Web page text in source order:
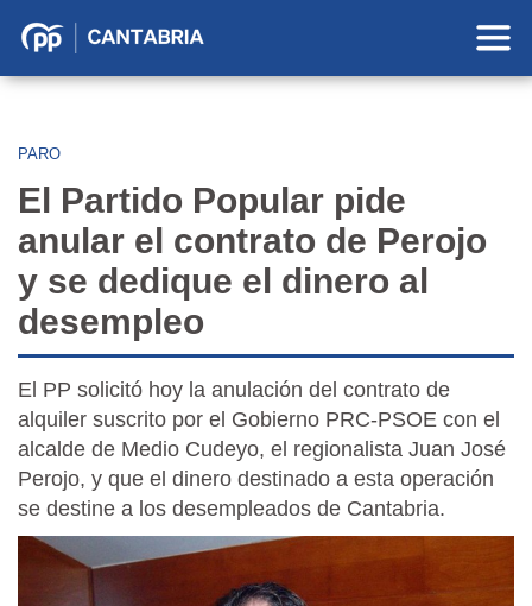
Partido
Cantabria
PARO
El Partido Popular pide
anular el contrato de Perojo
y se dedique el dinero al
desempleo
El PP solicitó hoy la anulación del contrato de
alquiler suscrito por el Gobierno PRC-PSOE con el
alcalde de Medio Cudeyo, el regionalista Juan José
Perojo, y que el dinero destinado a esta operación
se destine a los desempleados de Cantabria.